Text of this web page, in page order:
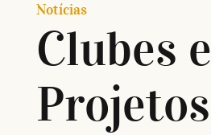
Notícias
Clubes e
Projetos